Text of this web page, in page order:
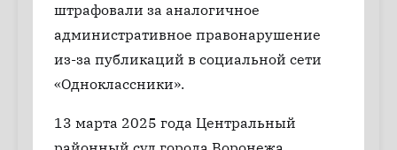
штрафовали за аналогичное
административное правонарушение
из-за публикаций в социальной сети
«Одноклассники».
13 марта 2025 года Центральный